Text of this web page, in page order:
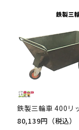
80,139円（税込）